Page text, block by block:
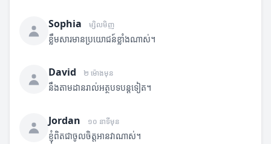
Sophia ម្សិលមិញ
ខ្លឹមសារមានប្រយោជន៍ខ្លាំងណាស់។
David ២ ម៉ោងមុន
នឹងតាមដានរាល់អត្ថបទបន្តទៀត។
Jordan ១០ នាទីមុន
ខ្ញុំពិតជាចូលចិត្តអានវាណាស់។